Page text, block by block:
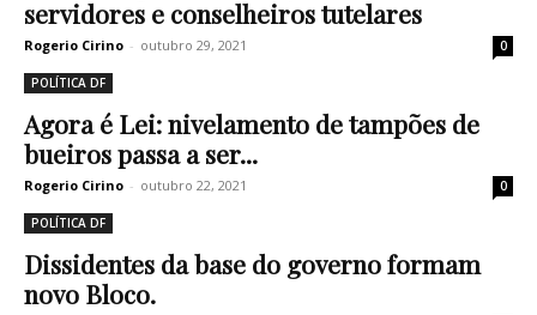
servidores e conselheiros tutelares
Rogerio Cirino - outubro 29, 2021 0
POLÍTICA DF
Agora é Lei: nivelamento de tampões de
bueiros passa a ser...
Rogerio Cirino - outubro 22, 2021 0
POLÍTICA DF
Dissidentes da base do governo formam
novo Bloco.